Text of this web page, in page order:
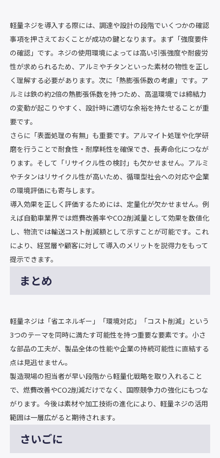
軽量ネジを導入する際には、調達や設計の段階でいくつかの確認
事項を押さえておくことが成功の鍵となります。まず「強度要件
の確認」です。ネジの使用環境によっては高い引張強度や耐疲労
性が求められるため、アルミやチタンといった素材の物性を正し
く理解する必要があります。次に「熱膨張係数の考慮」です。ア
ルミは鉄の約2倍の熱膨張係数を持つため、高温環境では締結力
の変動が起こりやすく、設計時に適切な余裕を持たせることが重
要です。
さらに「表面処理の有無」も重要です。アルマイト処理や化学研
磨を行うことで耐食性・耐摩耗性を確保でき、長寿命化につなが
ります。そして「リサイクル性の検討」も欠かせません。アルミ
やチタンはリサイクル性が高いため、循環型社会への対応や企業
の環境評価にも寄与します。
導入効果を正しく評価するためには、定量化が欠かせません。例
えば自動車業界では燃費改善率やCO2削減量として効果を数値化
し、物流では輸送コスト削減額として示すことが可能です。これ
により、経営層や顧客に対して導入のメリットを説得力をもって
提示できます。
まとめ
軽量ネジは「省エネルギー」「環境対応」「コスト削減」という
3つのテーマを同時に満たす可能性を持つ重要な要素です。小さ
な部品の工夫が、製品全体の性能や企業の持続可能性に直結する
点は見逃せません。
製造現場の担当者が早い段階から軽量化戦略を取り入れること
で、燃費改善やCO2削減だけでなく、国際競争力の強化にもつな
がります。今後は素材や加工技術の進化により、軽量ネジの活用
範囲は一層広がると期待されます。
さいごに